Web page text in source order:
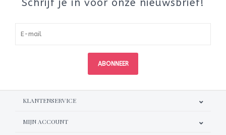
Schrijf je in voor onze nieuwsbrief!
ABONNEER
KLANTENSERVICE
MIJN ACCOUNT